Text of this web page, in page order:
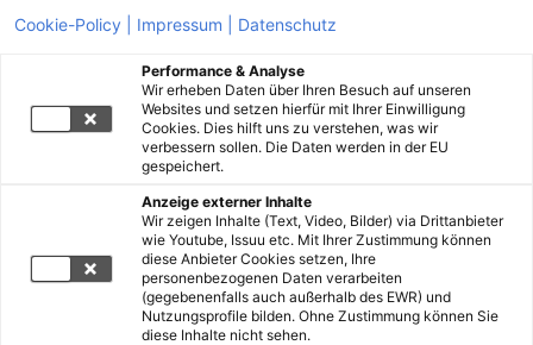
Cookie-Policy | Impressum | Datenschutz
Performance & Analyse
Wir erheben Daten über Ihren Besuch auf unseren
Websites und setzen hierfür mit Ihrer Einwilligung
Cookies. Dies hilft uns zu verstehen, was wir
verbessern sollen. Die Daten werden in der EU
gespeichert.
Anzeige externer Inhalte
Wir zeigen Inhalte (Text, Video, Bilder) via Drittanbieter
wie Youtube, Issuu etc. Mit Ihrer Zustimmung können
diese Anbieter Cookies setzen, Ihre
personenbezogenen Daten verarbeiten
(gegebenenfalls auch außerhalb des EWR) und
Nutzungsprofile bilden. Ohne Zustimmung können Sie
diese Inhalte nicht sehen.